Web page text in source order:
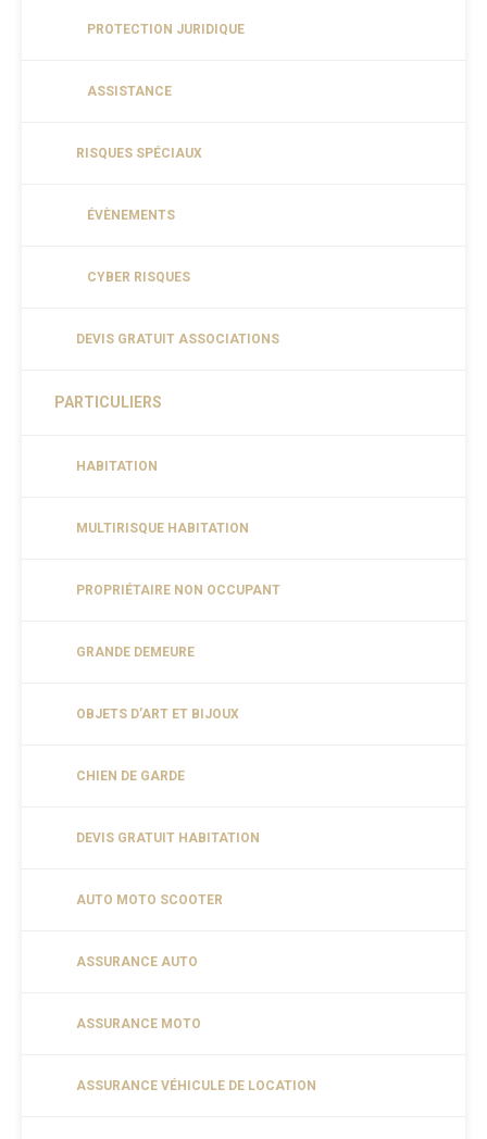
PROTECTION JURIDIQUE
ASSISTANCE
RISQUES SPÉCIAUX
ÉVÈNEMENTS
CYBER RISQUES
DEVIS GRATUIT ASSOCIATIONS
PARTICULIERS
HABITATION
MULTIRISQUE HABITATION
PROPRIÉTAIRE NON OCCUPANT
GRANDE DEMEURE
OBJETS D’ART ET BIJOUX
CHIEN DE GARDE
DEVIS GRATUIT HABITATION
AUTO MOTO SCOOTER
ASSURANCE AUTO
ASSURANCE MOTO
ASSURANCE VÉHICULE DE LOCATION